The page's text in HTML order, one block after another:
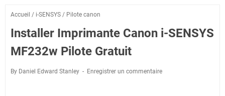
Accueil / i-SENSYS / Pilote canon
Installer Imprimante Canon i-SENSYS
MF232w Pilote Gratuit
By Daniel Edward Stanley Enregistrer un commentaire